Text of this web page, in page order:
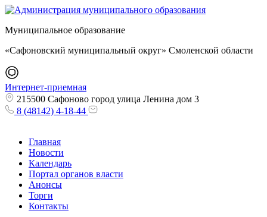
Муниципальное образование
«Сафоновский муниципальный округ» Смоленской области
Интернет-приемная
215500 Сафоново город улица Ленина дом 3
8 (48142) 4-18-44
Главная
Новости
Календарь
Портал органов власти
Анонсы
Торги
Контакты